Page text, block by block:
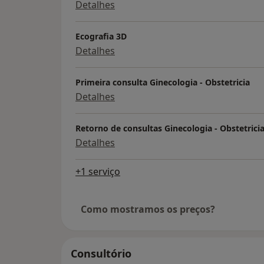
Detalhes
Ecografia 3D
Detalhes
Primeira consulta Ginecologia - Obstetricia
Detalhes
Retorno de consultas Ginecologia - Obstetricia
Detalhes
+1 serviço
Como mostramos os preços?
Consultório